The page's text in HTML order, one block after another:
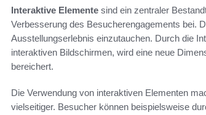
Interaktive Elemente sind ein zentraler
Verbesserung des Besucherengagements bei.
Ausstellungserlebnis einzutauchen. Durch die
interaktiven Bildschirmen, wird eine neue
bereichert.
Die Verwendung von interaktiven Elementen
vielseitiger. Besucher können beispielsweise